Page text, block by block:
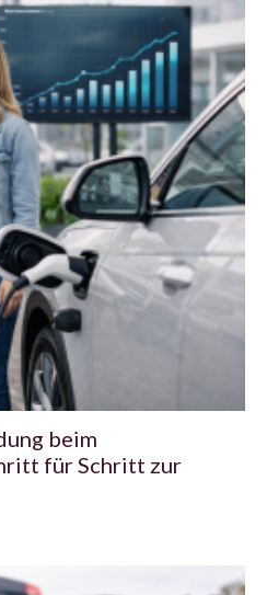
beim
für Schritt zur